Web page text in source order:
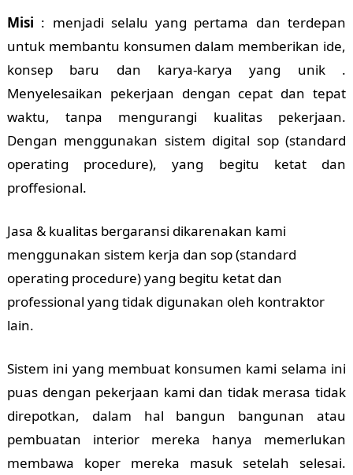
Misi : menjadi selalu yang pertama dan terdepan
untuk membantu konsumen dalam memberikan ide,
konsep baru dan karya-karya yang unik .
Menyelesaikan pekerjaan dengan cepat dan tepat
waktu, tanpa mengurangi kualitas pekerjaan.
Dengan menggunakan sistem digital sop (standard
operating procedure), yang begitu ketat dan
proffesional.
Jasa & kualitas bergaransi dikarenakan kami
menggunakan sistem kerja dan sop (standard
operating procedure) yang begitu ketat dan
professional yang tidak digunakan oleh kontraktor
lain.
Sistem ini yang membuat konsumen kami selama ini
puas dengan pekerjaan kami dan tidak merasa tidak
direpotkan, dalam hal bangun bangunan atau
pembuatan interior mereka hanya memerlukan
membawa koper mereka masuk setelah selesai.